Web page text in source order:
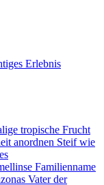
Erlebnis
tropische Frucht
anordnen Steif wie
Familienname
Vater der